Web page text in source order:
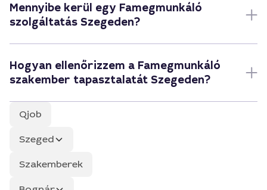
Mennyibe kerül egy Famegmunkáló
szolgáltatás Szegeden?
Hogyan ellenőrizzem a Famegmunkáló
szakember tapasztalatát Szegeden?
Qjob
Szeged
Szakemberek